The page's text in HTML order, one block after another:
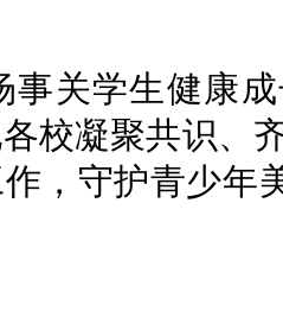
事关学生健康
校凝聚共识、
，守护青少年